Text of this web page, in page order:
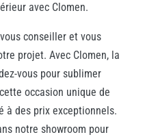
avec Clomen.
conseiller et vous
projet. Avec Clomen, la
vous pour sublimer
occasion unique de
à des prix exceptionnels.
notre showroom pour